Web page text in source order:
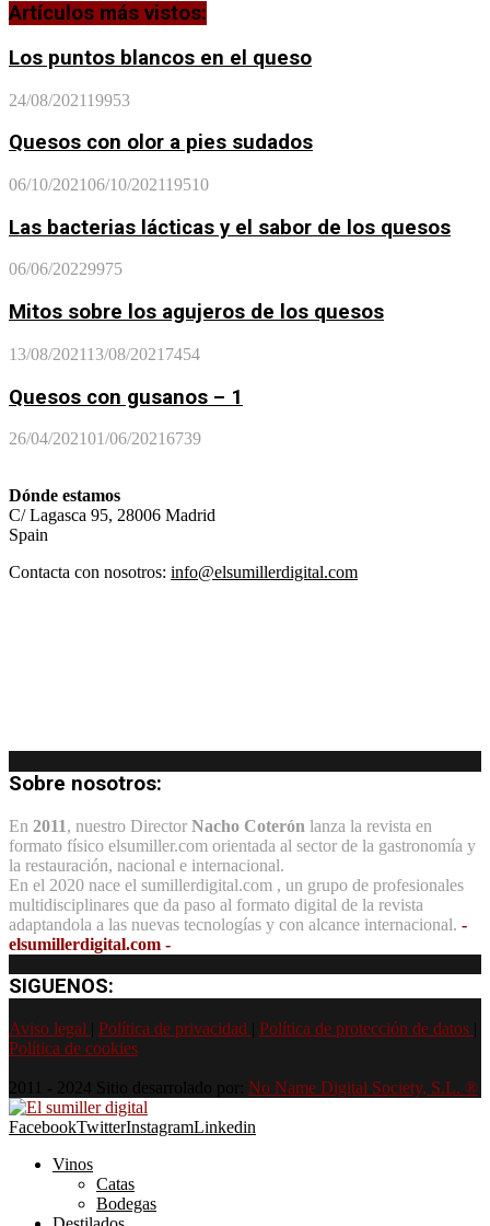
Artículos más vistos:
Los puntos blancos en el queso
24/08/202119953
Quesos con olor a pies sudados
06/10/202106/10/202119510
Las bacterias lácticas y el sabor de los quesos
06/06/20229975
Mitos sobre los agujeros de los quesos
13/08/202113/08/2021 7454
Quesos con gusanos – 1
26/04/202101/06/20216739
Dónde estamos
C/ Lagasca 95, 28006 Madrid
Spain
Contacta con nosotros: info@elsumillerdigital.com
Sobre nosotros:
En 2011, nuestro Director Nacho Coterón lanza la revista en
formato físico elsumiller.com orientada al sector de la gastronomía y
la restauración, nacional e internacional.
En el 2020 nace el sumillerdigital.com , un grupo de profesionales
multidisciplinares que da paso al formato digital de la revista
adaptandola a las nuevas tecnologías y con alcance internacional. -
elsumillerdigital.com -
SIGUENOS:
Aviso legal Política de privacidad Política de protección de datos
Política de cookies
2011 - 2024 Sitio desarrolado por: No Name Digital Society, S.L. ®
FacebookTwitterInstagramLinkedin
Vinos
Catas
Bodegas